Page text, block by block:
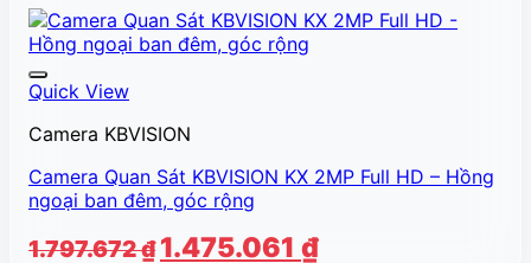
Quick View
Camera KBVISION
Camera Quan Sát KBVISION KX 2MP Full HD – Hồng
ngoại ban đêm, góc rộng
1.797.672₫ Giá
1.475.061 ₫Giá